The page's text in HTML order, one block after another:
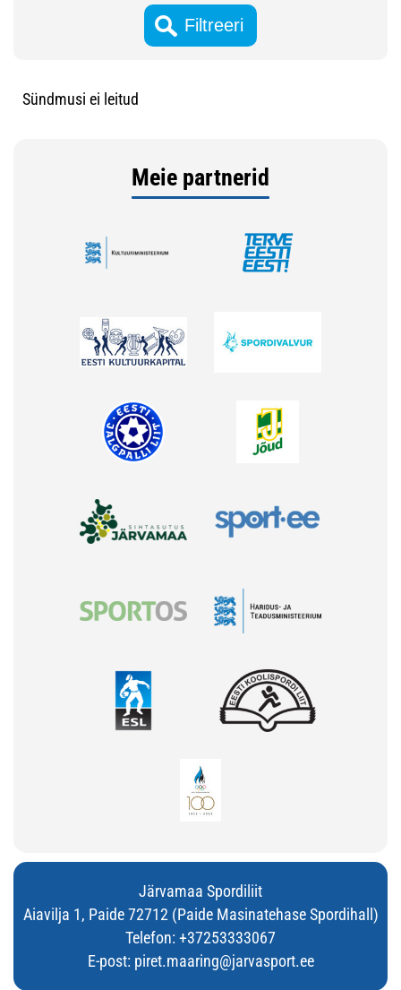
Sündmusi ei leitud
Meie partnerid
Järvamaa Spordiliit
Aiavilja 1, Paide 72712 (Paide Masinatehase Spordihall)
Telefon: +37253333067
E-post: piret.maaring@jarvasport.ee